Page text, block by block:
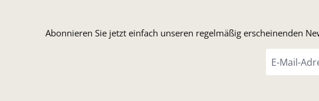
Abonnieren Sie jetzt einfach unseren regelmäßig erscheinenden
Mail-
Adresse